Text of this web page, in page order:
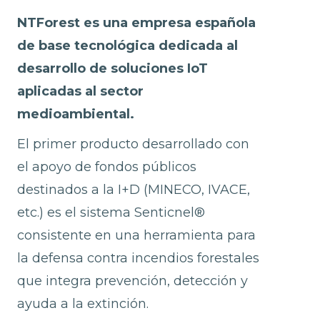
NTForest es una empresa española
de base tecnológica dedicada al
desarrollo de soluciones IoT
aplicadas al sector
medioambiental.
El primer producto desarrollado con
el apoyo de fondos públicos
destinados a la I+D (MINECO, IVACE,
etc.) es el sistema Senticnel®
consistente en una herramienta para
la defensa contra incendios forestales
que integra prevención, detección y
ayuda a la extinción.